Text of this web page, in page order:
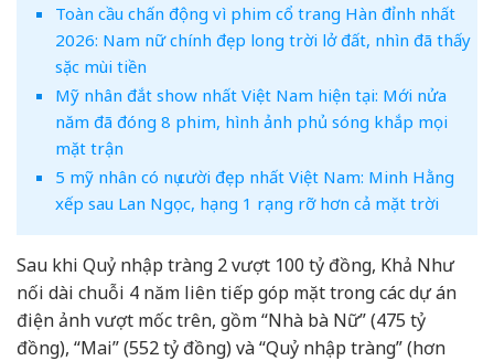
Toàn cầu chấn động vì phim cổ trang Hàn đỉnh nhất
2026: Nam nữ chính đẹp long trời lở đất, nhìn đã thấy
sặc mùi tiền
Mỹ nhân đắt show nhất Việt Nam hiện tại: Mới nửa
năm đã đóng 8 phim, hình ảnh phủ sóng khắp mọi
mặt trận
5 mỹ nhân có nụ cười đẹp nhất Việt Nam: Minh Hằng
xếp sau Lan Ngọc, hạng 1 rạng rỡ hơn cả mặt trời
Sau khi Quỷ nhập tràng 2 vượt 100 tỷ đồng, Khả Như
nối dài chuỗi 4 năm liên tiếp góp mặt trong các dự án
điện ảnh vượt mốc trên, gồm “Nhà bà Nữ” (475 tỷ
đồng), “Mai” (552 tỷ đồng) và “Quỷ nhập tràng” (hơn